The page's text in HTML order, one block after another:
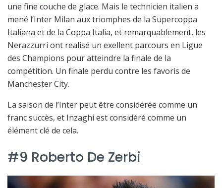
une fine couche de glace. Mais le technicien italien a
mené l’Inter Milan aux triomphes de la Supercoppa
Italiana et de la Coppa Italia, et remarquablement, les
Nerazzurri ont realisé un exellent parcours en Ligue
des Champions pour atteindre la finale de la
compétition. Un finale perdu contre les favoris de
Manchester City.
La saison de l’Inter peut être considérée comme un
franc succès, et Inzaghi est considéré comme un
élément clé de cela.
#9 Roberto De Zerbi